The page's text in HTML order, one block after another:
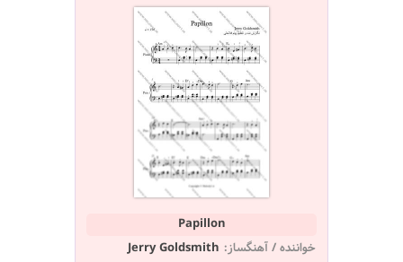
Papillon
خواننده / آهنگساز: Jerry Goldsmith